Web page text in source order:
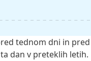
tednom dni in
dan v preteklih letih.